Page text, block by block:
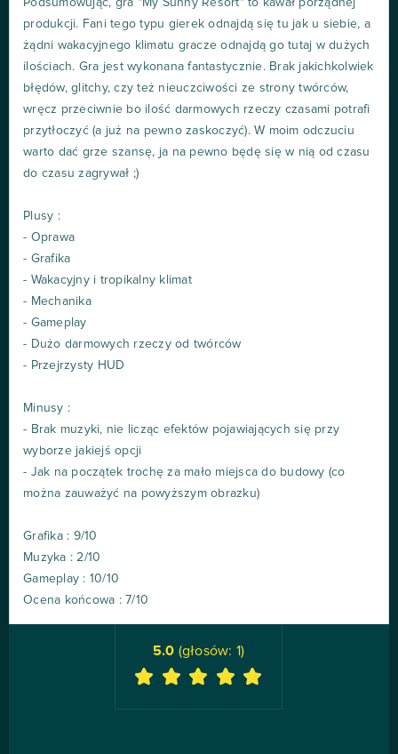
Podsumowując, gra "My Sunny Resort" to kawał porządnej
produkcji. Fani tego typu gierek odnajdą się tu jak u siebie, a
żądni wakacyjnego klimatu gracze odnajdą go tutaj w dużych
ilościach. Gra jest wykonana fantastycznie. Brak jakichkolwiek
błędów, glitchy, czy też nieuczciwości ze strony twórców,
wręcz przeciwnie bo ilość darmowych rzeczy czasami potrafi
przytłoczyć (a już na pewno zaskoczyć). W moim odczuciu
warto dać grze szansę, ja na pewno będę się w nią od czasu
do czasu zagrywał ;)
Plusy :
- Oprawa
- Grafika
- Wakacyjny i tropikalny klimat
- Mechanika
- Gameplay
- Dużo darmowych rzeczy od twórców
- Przejrzysty HUD
Minusy :
- Brak muzyki, nie licząc efektów pojawiających się przy
wyborze jakiejś opcji
- Jak na początek trochę za mało miejsca do budowy (co
można zauważyć na powyższym obrazku)
Grafika : 9/10
Muzyka : 2/10
Gameplay : 10/10
Ocena końcowa : 7/10
5.0 (głosów: 1)